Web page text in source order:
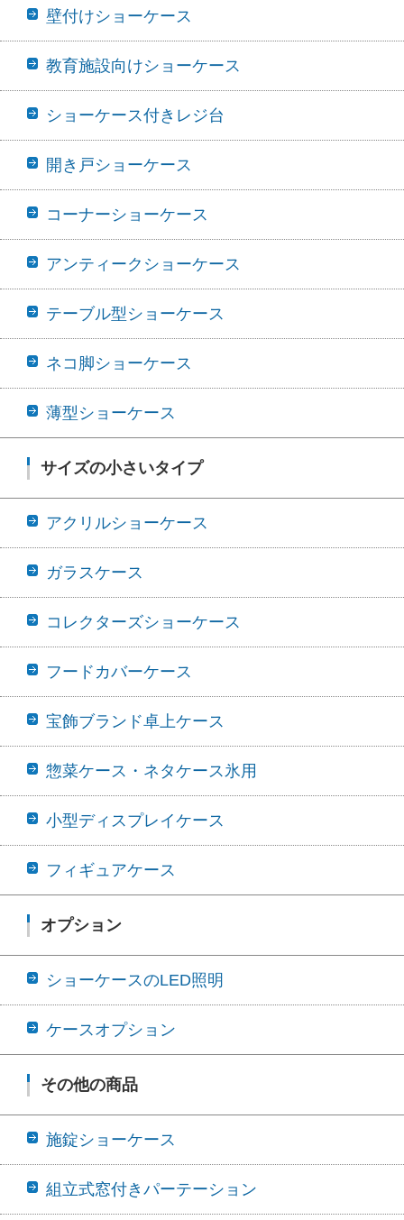
壁付けショーケース
教育施設向けショーケース
ショーケース付きレジ台
開き戸ショーケース
コーナーショーケース
アンティークショーケース
テーブル型ショーケース
ネコ脚ショーケース
薄型ショーケース
サイズの小さいタイプ
アクリルショーケース
ガラスケース
コレクターズショーケース
フードカバーケース
宝飾ブランド卓上ケース
惣菜ケース・ネタケース氷用
小型ディスプレイケース
フィギュアケース
オプション
ショーケースのLED照明
ケースオプション
その他の商品
施錠ショーケース
組立式窓付きパーテーション